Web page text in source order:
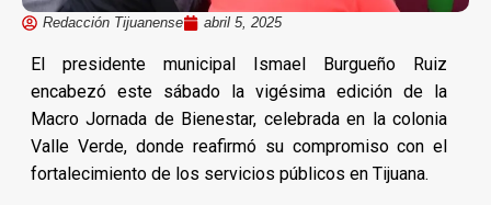
Redacción Tijuanense abril 5, 2025
El presidente municipal Ismael Burgueño Ruiz
encabezó este sábado la vigésima edición de la
Macro Jornada de Bienestar, celebrada en la colonia
Valle Verde, donde reafirmó su compromiso con el
fortalecimiento de los servicios públicos en Tijuana.